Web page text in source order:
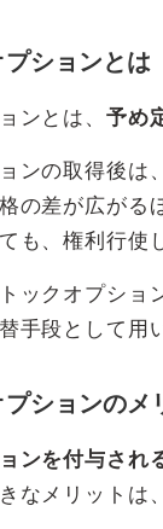
ションとは
ンとは、 予め
ンの取得後は
の差が広がる
も、権利行使
ックオプショ
手段として用
ションのメ
ンを付与され
なメリットは